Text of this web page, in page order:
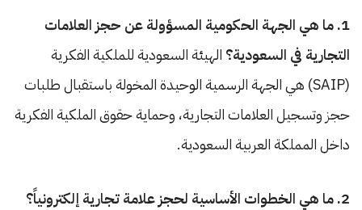
1. ما هي الجهة الحكومية المسؤولة عن حجز العلامات
التجارية في السعودية؟ الهيئة السعودية للملكية الفكرية
(SAIP) هي الجهة الرسمية الوحيدة المخولة باستقبال طلبات
حجز وتسجيل العلامات التجارية، وحماية حقوق الملكية الفكرية
داخل المملكة العربية السعودية.
2. ما هي الخطوات الأساسية لحجز علامة تجارية إلكترونياً؟